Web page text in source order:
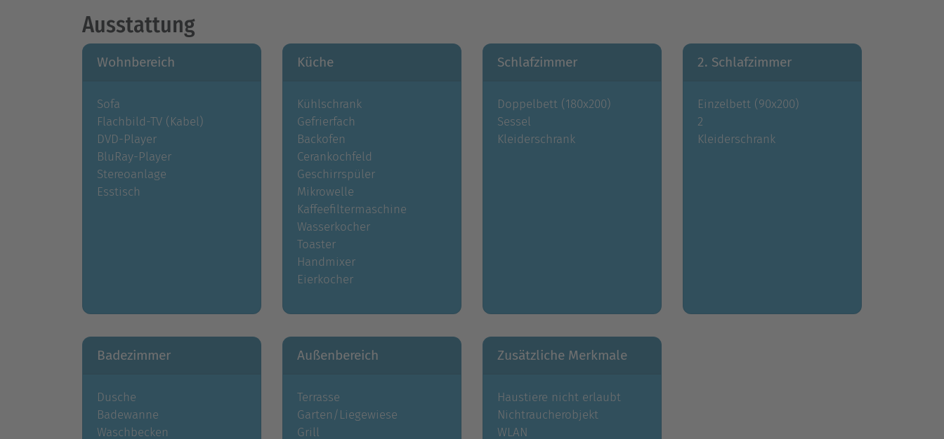
Ausstattung
Wohnbereich
Sofa
Flachbild-TV (Kabel)
DVD-Player
BluRay-Player
Stereoanlage
Esstisch
Küche
Kühlschrank
Gefrierfach
Backofen
Cerankochfeld
Geschirrspüler
Mikrowelle
Kaffeefiltermaschine
Wasserkocher
Toaster
Handmixer
Eierkocher
Schlafzimmer
Doppelbett (180x200)
Sessel
Kleiderschrank
2. Schlafzimmer
Einzelbett (90x200)
2
Kleiderschrank
Badezimmer
Dusche
Badewanne
Waschbecken
Außenbereich
Terrasse
Garten/Liegewiese
Grill
Zusätzliche Merkmale
Haustiere nicht erlaubt
Nichtraucherobjekt
WLAN